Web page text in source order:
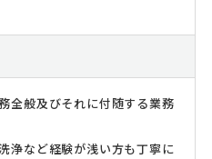
全般及びそれに付随する業務
浄など経験が浅い方も丁寧に